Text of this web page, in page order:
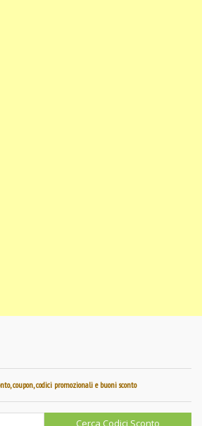
coupon, codici promozionali e buoni sconto